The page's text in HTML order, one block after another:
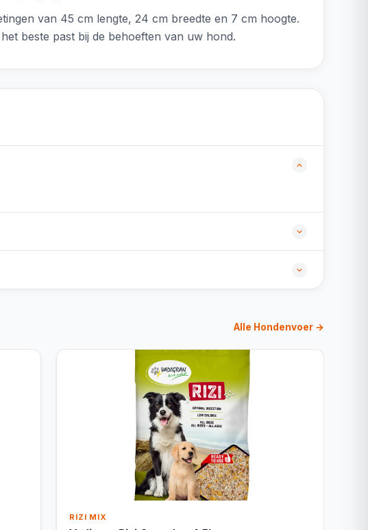
van 45 cm lengte, 24 cm breedte en 7 cm hoogte.
beste past bij de behoeften van uw hond.
Alle Hondenvoer →
RIZI MIX